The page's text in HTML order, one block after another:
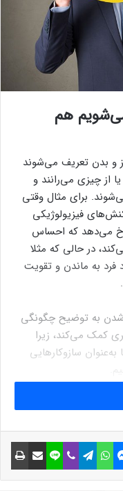
هم
و بدن تعریف می‌شوند
از چیزی می‌رانند و
برای مثال وقتی
فیزیولوژیکی
می‌دهد که احساس
در حالی که مثلا
به ماندن و تقویت
شدن به توضیح چگونگی
کمک می‌کند، زیرا
سازوکارهایی
در یک زمان واحد در این
فارغ‌التحصیلی که
وداع با دوستان و
سنتی، این
مسنجر واتس آپ تلگرام وایبر لاین اشتراک گذاری با ایمیل